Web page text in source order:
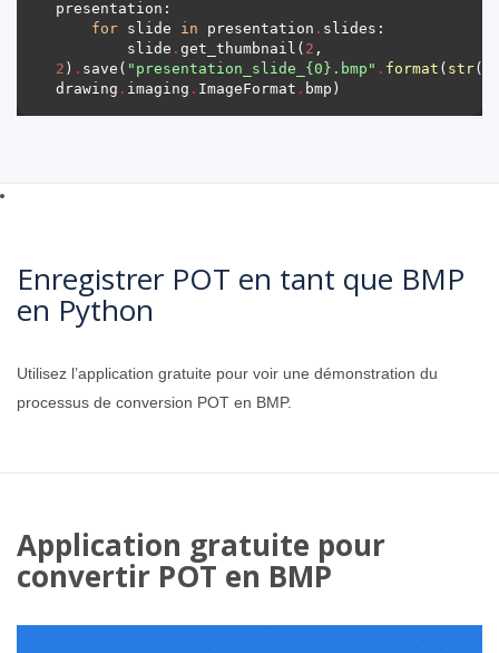
for slide in presentation .
        slide
. get_thumbnail( 2
2 ) . save( "presentation_slide_ {0} .bmp" . format ( str
drawing . imaging . ImageFormat .
Enregistrer POT en tant que BMP
en Python
Utilisez l’application gratuite pour voir une démonstration du
processus de conversion POT en BMP.
Application gratuite pour
convertir POT en BMP